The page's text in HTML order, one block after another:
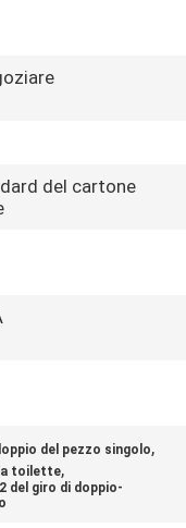
del cartone
del pezzo singolo,
toilette,
del giro di doppio-